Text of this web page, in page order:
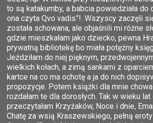
to są katakumby, a babcia powiedziała do
ona czyta Qvo vadis”!. Wszyscy zaczęli
została schowana, ale objaśnili mi różne
gdzie mieszkałam jako dziecko, pewna
prywatną bibliotekę bo miała potężny
Jeździłam do niej pięknym,
wielkich kołach, a zimą sankami z
kartce na co ma ochotę a ja do nich
propozycje. Potem książki dla mnie
rozdałam te dla dorosłych. Tak w wieku
przeczytałam Krzyżaków, Noce i dnie,
Chatę za wsią Kraszewskiego, pełną